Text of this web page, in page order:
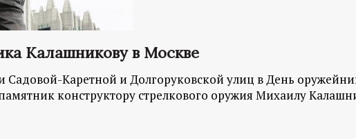
Калашникову в Москве
Садовой-Каретной и Долгоруковской улиц в День
конструктору стрелкового оружия Михаилу